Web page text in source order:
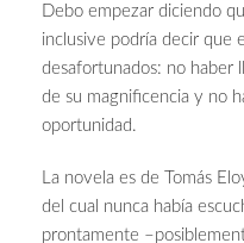
Debo empezar diciendo
inclusive podría decir que
desafortunados: no haber
de su magnificencia y no
oportunidad.
La novela es de Tomás
del cual nunca había
prontamente